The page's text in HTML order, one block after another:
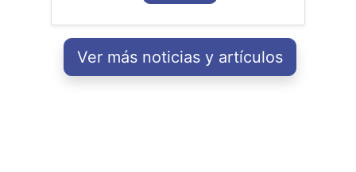
Ver más noticias y artículos